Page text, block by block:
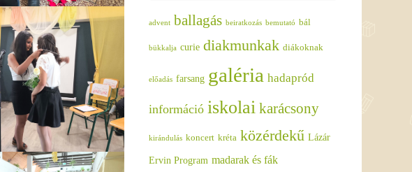
advent ballagás beiratkozás bemutató bál
bükkalja curie diakmunkak diákoknak
előadás farsang galéria hadapród
információ iskolai karácsony
kirándulás koncert kréta közérdekű Lázár
Ervin Program madarak és fák